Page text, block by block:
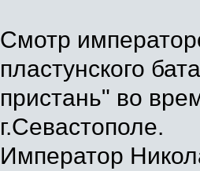
Смотр
пластунского
пристань" во
г.Севастополе.
Император